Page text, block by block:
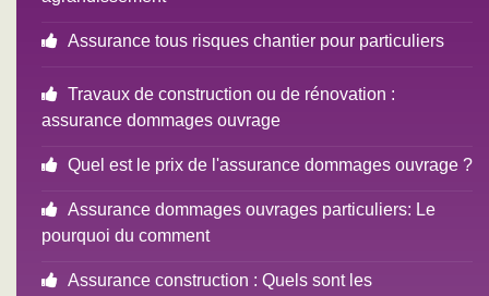
Assurance tous risques chantier pour particuliers
Travaux de construction ou de rénovation :
assurance dommages ouvrage
Quel est le prix de l'assurance dommages ouvrage ?
Assurance dommages ouvrages particuliers: Le
pourquoi du comment
Assurance construction : Quels sont les